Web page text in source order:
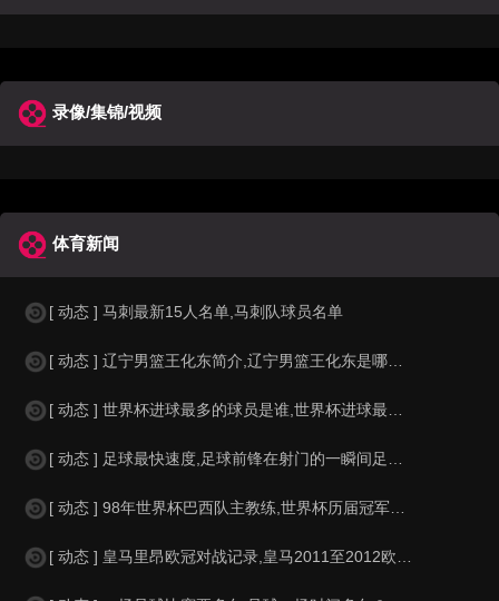
录像/集锦/视频
体育新闻
[ 动态 ] 马刺最新15人名单,马刺队球员名单
[ 动态 ] 辽宁男篮王化东简介,辽宁男篮王化东是哪里人？
[ 动态 ] 世界杯进球最多的球员是谁,世界杯进球最多的球员是谁？
[ 动态 ] 足球最快速度,足球前锋在射门的一瞬间足球的速度有多快？？
[ 动态 ] 98年世界杯巴西队主教练,世界杯历届冠军球队教练
[ 动态 ] 皇马里昂欧冠对战记录,皇马2011至2012欧冠赛程&nbs